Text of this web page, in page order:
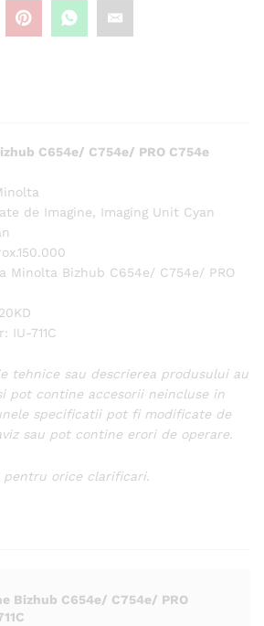
C654e/ C754e/ PRO C754e
de Imagine, Imaging Unit Cyan
Minolta Bizhub C654e/ C754e/ PRO
IU-711C
tehnice sau descrierea produsului au
pot contine accesorii neincluse in
specificatii pot fi modificate de
sau pot contine erori de operare.
pentru orice clarificari.
Bizhub C654e/ C754e/ PRO